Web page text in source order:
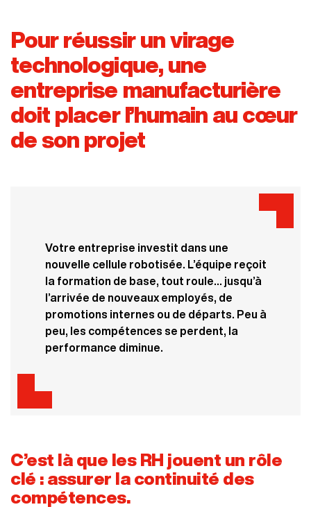
Pour réussir un virage
technologique, une
entreprise manufacturière
doit placer l’humain au cœur
de son projet
Votre entreprise investit dans une
nouvelle cellule robotisée. L’équipe reçoit
la formation de base, tout roule… jusqu’à
l’arrivée de nouveaux employés, de
promotions internes ou de départs. Peu à
peu, les compétences se perdent, la
performance diminue.
C’est là que les RH jouent un rôle
clé : assurer la continuité des
compétences.